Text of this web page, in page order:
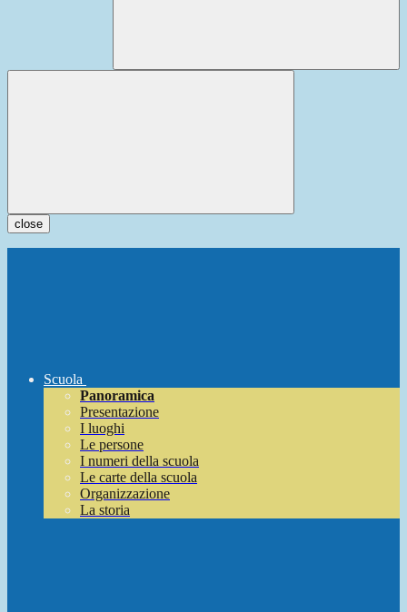
close
Scuola
Panoramica
Presentazione
I luoghi
Le persone
I numeri della scuola
Le carte della scuola
Organizzazione
La storia